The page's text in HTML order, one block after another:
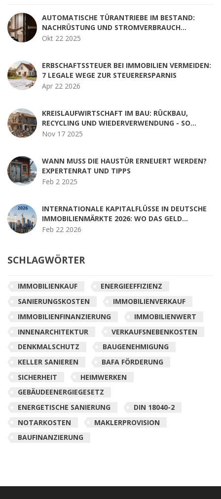
AUTOMATISCHE TÜRANTRIEBE IM BESTAND:
NACHRÜSTUNG UND STROMVERBRAUCH
OPTIMIEREN
Okt 22 2025
ERBSCHAFTSSTEUER BEI IMMOBILIEN VERMEIDEN:
7 LEGALE WEGE ZUR STEUERERSPARNIS
Apr 22 2026
KREISLAUFWIRTSCHAFT IM BAU: RÜCKBAU,
RECYCLING UND WIEDERVERWENDUNG - SO
FUNKTIONIERT NACHHALTIGES BAUEN HEUTE
Nov 17 2025
WANN MUSS DIE HAUSTÜR ERNEUERT WERDEN?
EXPERTENRAT UND TIPPS
Feb 2 2025
INTERNATIONALE KAPITALFLÜSSE IN DEUTSCHE
IMMOBILIENMÄRKTE 2026: WO DAS GELD
HINGEHT UND WARUM
Feb 22 2026
SCHLAGWÖRTER
IMMOBILIENKAUF
ENERGIEEFFIZIENZ
SANIERUNGSKOSTEN
IMMOBILIENVERKAUF
IMMOBILIENFINANZIERUNG
IMMOBILIENWERT
INNENARCHITEKTUR
VERKAUFSNEBENKOSTEN
DENKMALSCHUTZ
BAUGENEHMIGUNG
KELLER SANIEREN
BAFA FÖRDERUNG
SICHERHEIT
HEIMWERKEN
GEBÄUDEENERGIEGESETZ
ENERGETISCHE SANIERUNG
DIN 18040-2
NOTARKOSTEN
MAKLERPROVISION
BAUFINANZIERUNG